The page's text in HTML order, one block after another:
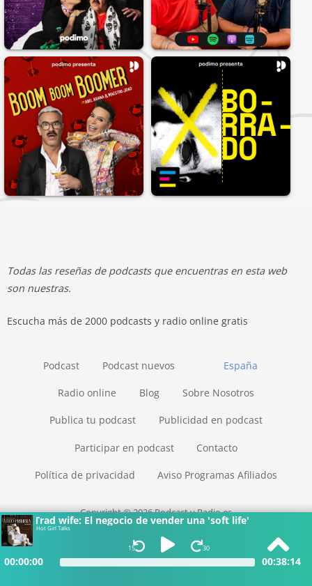
Trad wife: El negocio de vender una 'soft life'
Hot Girl Talks
15 30
00:00:00 00:38:14
Todas las reseñas de podcasts que encuentras en esta web
son nuestras.
Escucha más de 2000 podcasts y radio online gratis
España
Podcast Podcast nuevos
Radio online Blog Sobre Nosotros
Publica tu podcast Publicidad en podcast
Participar en podcast Contacto
Política de privacidad Aviso Programas Afiliados
Copyright © 2026 Podcast y Radio.es